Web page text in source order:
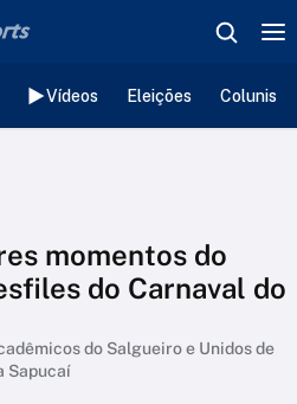
Vídeos Eleições
momentos do
do Carnaval do
do Salgueiro e Unidos de
Sapucaí